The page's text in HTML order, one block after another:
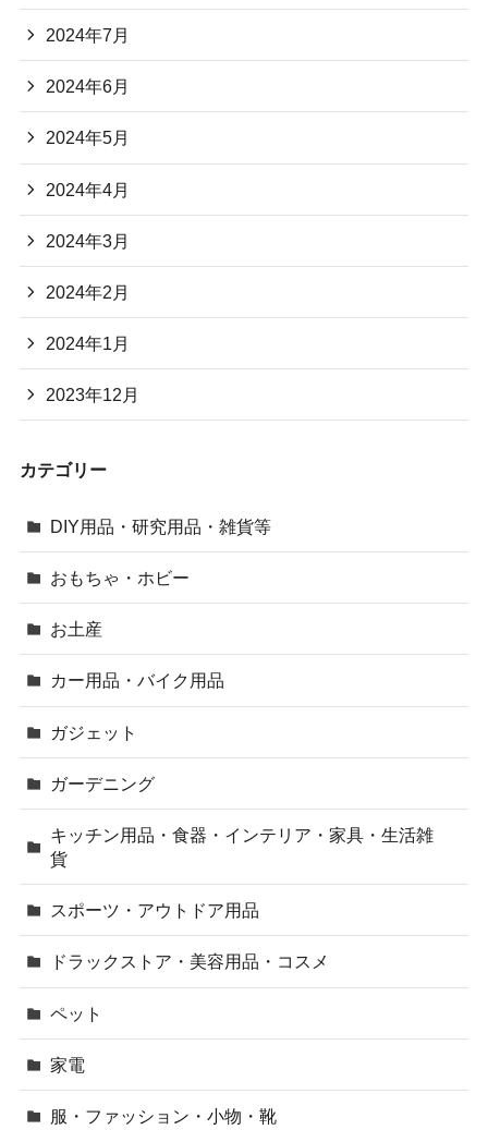
2024年7月
2024年6月
2024年5月
2024年4月
2024年3月
2024年2月
2024年1月
2023年12月
カテゴリー
DIY用品・研究用品・雑貨等
おもちゃ・ホビー
お土産
カー用品・バイク用品
ガジェット
ガーデニング
キッチン用品・食器・インテリア・家具・生活雑
貨
スポーツ・アウトドア用品
ドラックストア・美容用品・コスメ
ペット
家電
服・ファッション・小物・靴